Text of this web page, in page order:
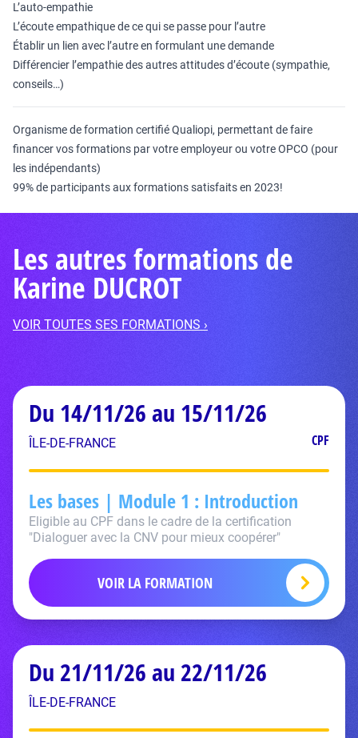
L’auto-empathie
L’écoute empathique de ce qui se passe pour l’autre
Établir un lien avec l’autre en formulant une demande
Différencier l’empathie des autres attitudes d’écoute (sympathie,
conseils…)
Organisme de formation certifié Qualiopi, permettant de faire
financer vos formations par votre employeur ou votre OPCO (pour
les indépendants)
99% de participants aux formations satisfaits en 2023!
Les autres formations de
Karine DUCROT
VOIR TOUTES SES FORMATIONS ›
Du 14/11/26 au 15/11/26
ÎLE-DE-FRANCE CPF
Les bases | Module 1 : Introduction
Eligible au CPF dans le cadre de la certification
"Dialoguer avec la CNV pour mieux coopérer"
VOIR LA FORMATION
Du 21/11/26 au 22/11/26
ÎLE-DE-FRANCE